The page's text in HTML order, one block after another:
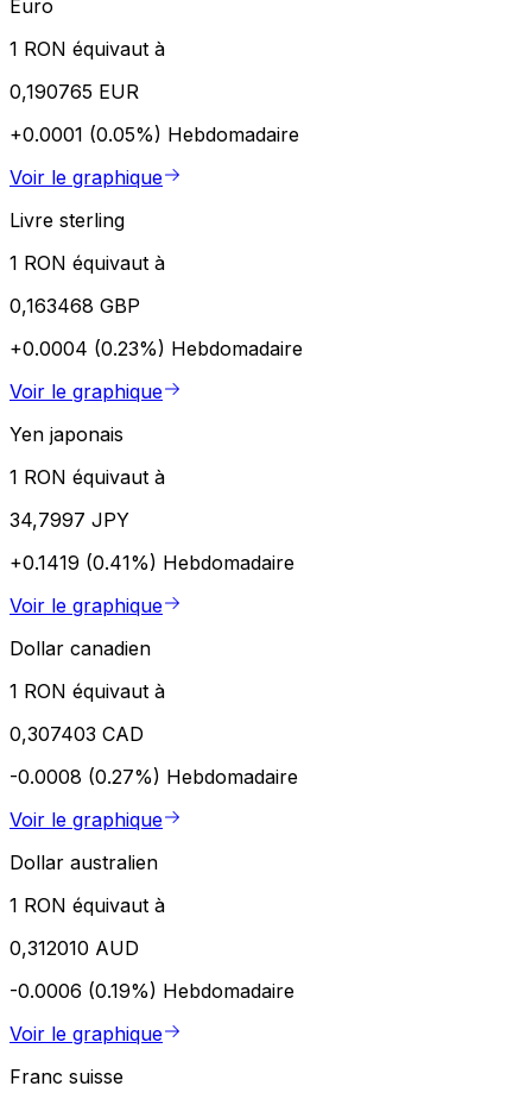
Euro
1 RON équivaut à
0,190765 EUR
+0.0001 (0.05%) Hebdomadaire
Voir le graphique
Livre sterling
1 RON équivaut à
0,163468 GBP
+0.0004 (0.23%) Hebdomadaire
Voir le graphique
Yen japonais
1 RON équivaut à
34,7997 JPY
+0.1419 (0.41%) Hebdomadaire
Voir le graphique
Dollar canadien
1 RON équivaut à
0,307403 CAD
-0.0008 (0.27%) Hebdomadaire
Voir le graphique
Dollar australien
1 RON équivaut à
0,312010 AUD
-0.0006 (0.19%) Hebdomadaire
Voir le graphique
Franc suisse